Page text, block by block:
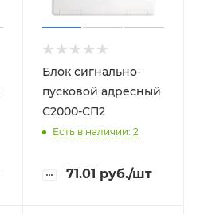
Блок сигнально-
пусковой адресный
С2000-СП2
Есть в наличии: 2
71.01 руб./шт